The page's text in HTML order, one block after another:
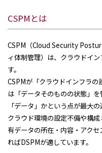
CSPMとは
CSPM（Cloud Security
ィ体制管理）は、クラウドイ
す。
CSPMが「クラウドインフラ
は「データそのものの状態」
「データ」かという点が最大の
クラウド環境の設定不備や構
有データの所在・内容・アク
ればDSPMが適しています。